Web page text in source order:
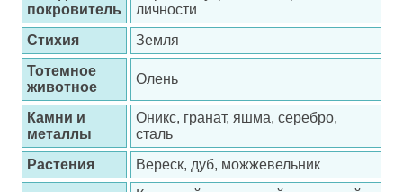
покровитель
личности
Стихия
Земля
Тотемное
животное
Олень
Камни и
металлы
Оникс, гранат, яшма, серебро,
сталь
Растения
Вереск, дуб, можжевельник